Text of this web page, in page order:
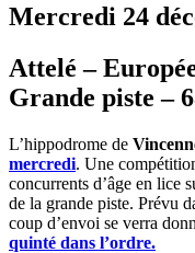
Mercredi 24
Attelé –
Grande piste –
L’hippodrome de
mercredi. Une
concurrents d’âge en lice
de la grande piste. Prévu
coup d’envoi se verra
quinté dans l’ordre.